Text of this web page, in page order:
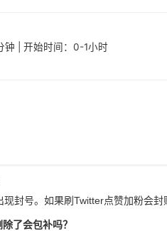
| 开始时间：0-1小时
封号。如果刷Twitter点赞加粉会封
了会包补吗？